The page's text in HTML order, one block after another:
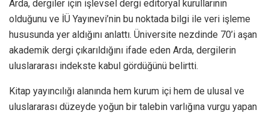
Arda, dergiler için işlevsel dergi editoryal kurullarının
olduğunu ve İÜ Yayınevi’nin bu noktada bilgi ile veri işleme
hususunda yer aldığını anlattı. Üniversite nezdinde 70’i aşan
akademik dergi çıkarıldığını ifade eden Arda, dergilerin
uluslararası indekste kabul gördüğünü belirtti.
Kitap yayıncılığı alanında hem kurum içi hem de ulusal ve
uluslararası düzeyde yoğun bir talebin varlığına vurgu yapan